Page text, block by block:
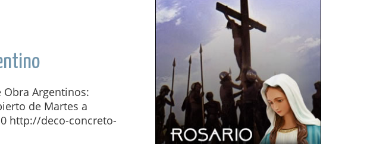
Obra Argentinos:
de Martes a
http://deco-concreto-